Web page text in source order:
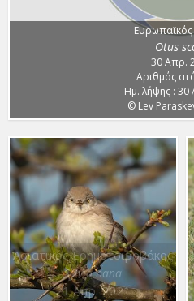
Ευρωπαϊκός
Otus
30 Απρ.
Αριθμός
Ημ. λήψης : 30
© Lev
Ασιατικός Ερημοτσιροβάκος
Sylvia nana
21 Απρ. 2021